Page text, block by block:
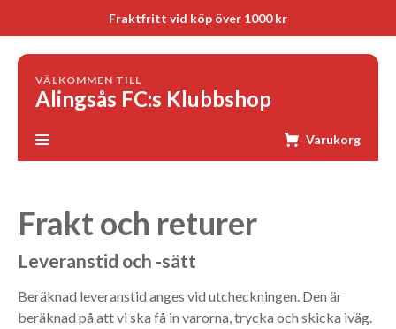
Fraktfritt vid köp över 1000 kr
VÄLKOMMEN TILL
Alingsås FC:s Klubbshop
Varukorg
Frakt och returer
Leveranstid och -sätt
Beräknad leveranstid anges vid utcheckningen. Den är
beräknad på att vi ska få in varorna, trycka och skicka iväg.